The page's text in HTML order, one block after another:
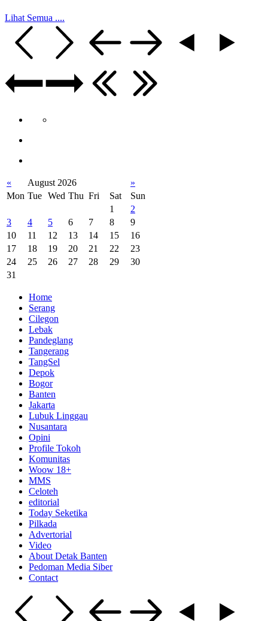
Lihat Semua ....
« August 2026
»
Mon Tue Wed Thu Fri Sat
Sun
1
2
3
4 5 6 7 8
9
10
11 12 13 14 15
16
17
18 19 20 21 22
23
24
25 26 27 28 29
30
31
Home
Serang
Cilegon
Lebak
Pandeglang
Tangerang
TangSel
Depok
Bogor
Banten
Jakarta
Lubuk Linggau
Nusantara
Opini
Profile Tokoh
Komunitas
Woow 18+
MMS
Celoteh
editorial
Today Seketika
Pilkada
Advertorial
Video
About Detak Banten
Pedoman Media Siber
Contact